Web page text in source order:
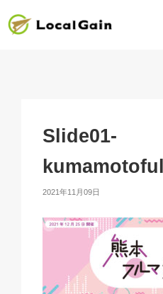
Slide01-
2021年11月09日